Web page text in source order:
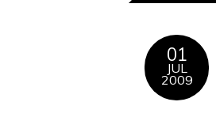
01
JUL
2009